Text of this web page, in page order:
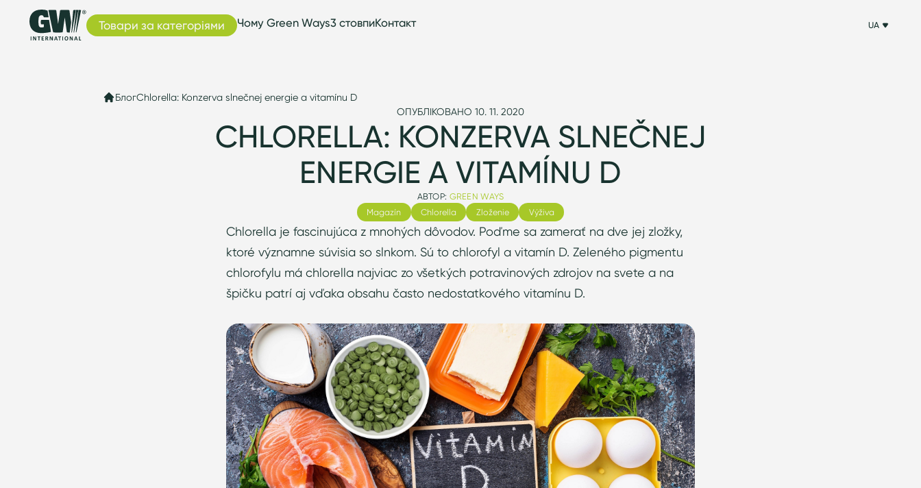
Товари за категоріями Чому Green Ways3 стовпиКонтакт UA
БлогChlorella: Konzerva slnečnej energie a vitamínu D
ОПУБЛІКОВАНО 10. 11. 2020
CHLORELLA: KONZERVA SLNEČNEJ
ENERGIE A VITAMÍNU D
АВТОР: GREEN WAYS
Magazín
Chlorella Zloženie Výživa
Chlorella je fascinujúca z mnohých dôvodov. Poďme sa zamerať na dve jej zložky,
ktoré významne súvisia so slnkom. Sú to chlorofyl a vitamín D. Zeleného pigmentu
chlorofylu má chlorella najviac zo všetkých potravinových zdrojov na svete a na
špičku patrí aj vďaka obsahu často nedostatkového vitamínu D.